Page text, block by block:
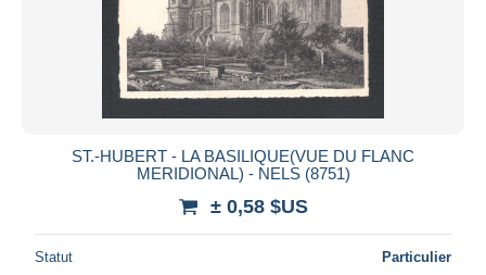
ST.-HUBERT - LA BASILIQUE(VUE DU FLANC
MERIDIONAL) - NELS (8751)
± 0,58 $US
Statut Particulier